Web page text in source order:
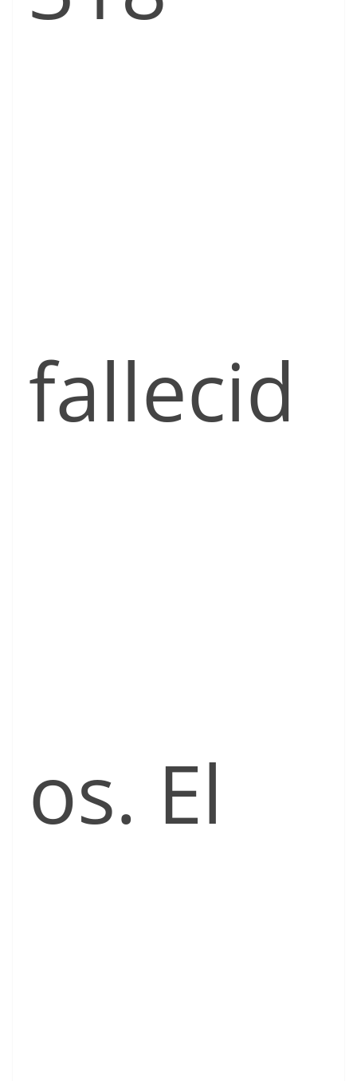
fallecid
os. El